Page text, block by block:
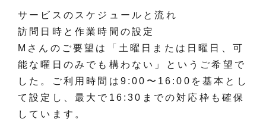
サービスのスケジュールと流れ
訪問日時と作業時間の設定
Mさんのご要望は「土曜日または日曜日、可
能な曜日のみでも構わない」というご希望で
した。ご利用時間は9:00〜16:00を基本とし
て設定し、最大で16:30までの対応枠も確保
しています。